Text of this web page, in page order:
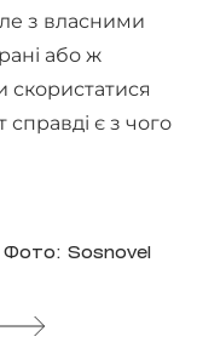
з власними
або ж
скористатися
є з чого
Фото: Sosnovel